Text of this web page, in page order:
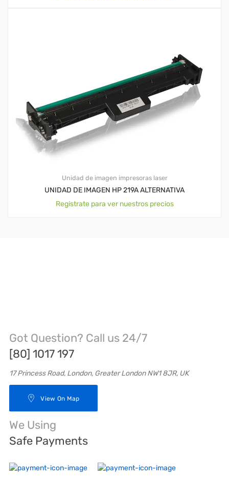
Unidad de imagen impresoras laser
UNIDAD DE IMAGEN HP 219A ALTERNATIVA
Registrate para ver nuestros precios
Got Question? Call us 24/7
[80] 1017 197
17 Princess Road, London, Greater London NW1 8JR, UK
View On Map
We Using
Safe Payments